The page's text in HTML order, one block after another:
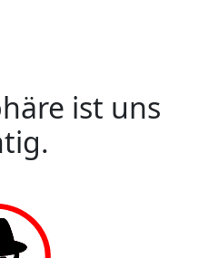
ist uns